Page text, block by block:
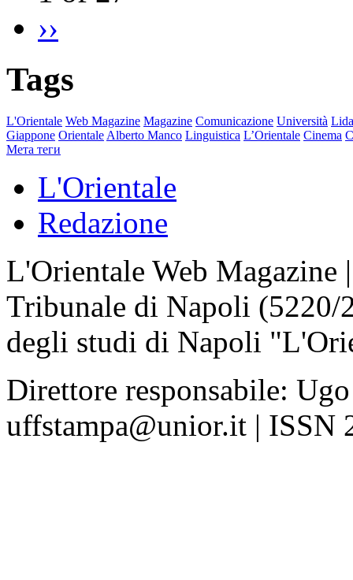
››
Tags
L'Orientale Web Magazine Magazine Comunicazione Università
Giappone Orientale Alberto Manco Linguistica L’Orientale Cinema
Мета теги
L'Orientale
Redazione
L'Orientale Web Magazine
Tribunale di Napoli
degli studi di Napoli
Direttore responsabile:
uffstampa@unior.it | ISSN